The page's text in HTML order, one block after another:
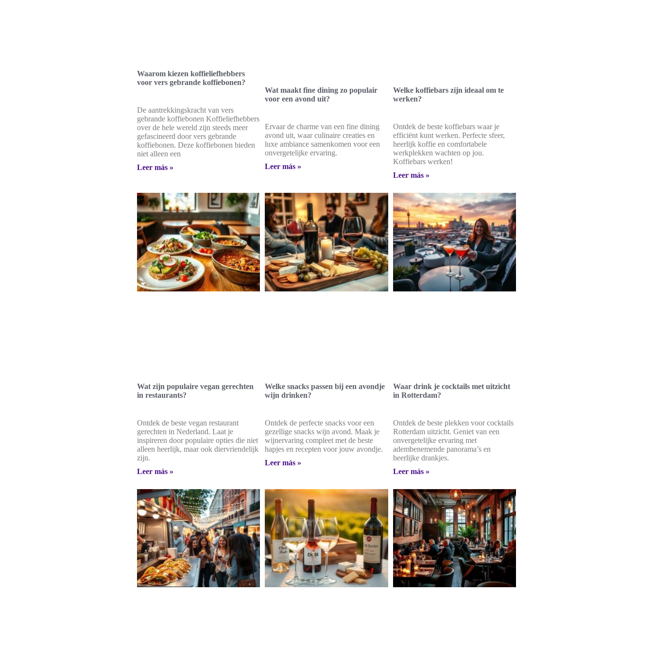
Waarom kiezen koffieliefhebbers
voor vers gebrande koffiebonen?
De aantrekkingskracht van vers
gebrande koffiebonen Koffieliefhebbers
over de hele wereld zijn steeds meer
gefascineerd door vers gebrande
koffiebonen. Deze koffiebonen bieden
niet alleen een
Leer más »
Wat maakt fine dining zo populair
voor een avond uit?
Ervaar de charme van een fine dining
avond uit, waar culinaire creaties en
luxe ambiance samenkomen voor een
onvergetelijke ervaring.
Leer más »
Welke koffiebars zijn ideaal om te
werken?
Ontdek de beste koffiebars waar je
efficiënt kunt werken. Perfecte sfeer,
heerlijk koffie en comfortabele
werkplekken wachten op jou.
Koffiebars werken!
Leer más »
Wat zijn populaire vegan gerechten
in restaurants?
Ontdek de beste vegan restaurant
gerechten in Nederland. Laat je
inspireren door populaire opties die niet
alleen heerlijk, maar ook diervriendelijk
zijn.
Leer más »
Welke snacks passen bij een avondje
wijn drinken?
Ontdek de perfecte snacks voor een
gezellige snacks wijn avond. Maak je
wijnervaring compleet met de beste
hapjes en recepten voor jouw avondje.
Leer más »
Waar drink je cocktails met uitzicht
in Rotterdam?
Ontdek de beste plekken voor cocktails
Rotterdam uitzicht. Geniet van een
onvergetelijke ervaring met
adembenemende panorama’s en
heerlijke drankjes.
Leer más »